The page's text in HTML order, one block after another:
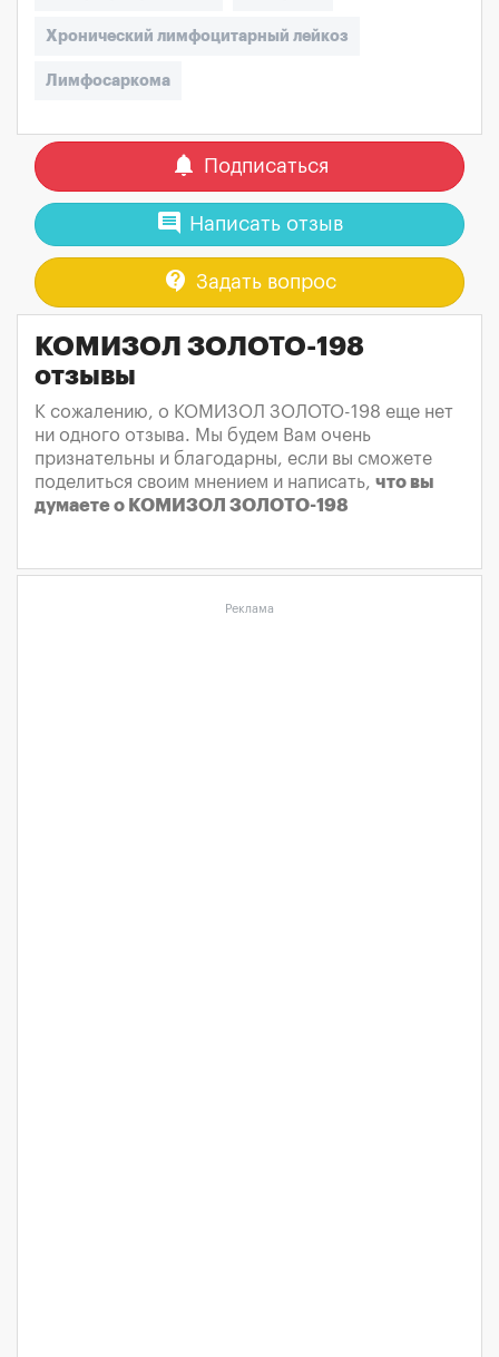
Хронический лимфоцитарный лейкоз
Лимфосаркома
notifications Подписаться
comment Написать отзыв
contact_support Задать вопрос
КОМИЗОЛ ЗОЛОТО-198
отзывы
К сожалению, о КОМИЗОЛ ЗОЛОТО-198 еще нет
ни одного отзыва. Мы будем Вам очень
признательны и благодарны, если вы сможете
поделиться своим мнением и написать, что вы
думаете о КОМИЗОЛ ЗОЛОТО-198
Реклама